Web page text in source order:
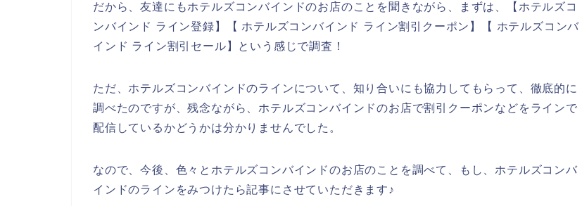
だから、友達にもホテルズコンバインドのお店のことを聞きながら、まずは、【ホテルズコ
ンバインド ライン登録】【 ホテルズコンバインド ライン割引クーポン】【 ホテルズコンバ
インド ライン割引セール】という感じで調査！
ただ、ホテルズコンバインドのラインについて、知り合いにも協力してもらって、徹底的に
調べたのですが、残念ながら、ホテルズコンバインドのお店で割引クーポンなどをラインで
配信しているかどうかは分かりませんでした。
なので、今後、色々とホテルズコンバインドのお店のことを調べて、もし、ホテルズコンバ
インドのラインをみつけたら記事にさせていただきます♪